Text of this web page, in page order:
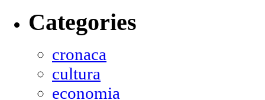
Categories
cronaca
cultura
economia